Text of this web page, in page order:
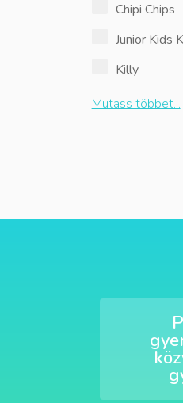
Chipi Chips
Junior Kids
Killy
Mutass többet...